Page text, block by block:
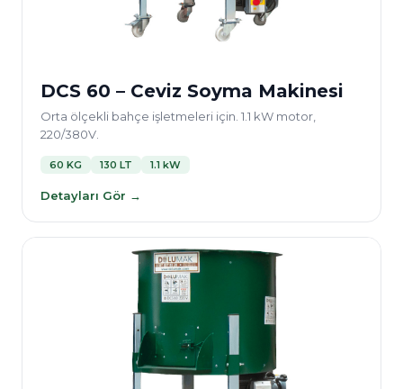
DCS 60 – Ceviz Soyma Makinesi
Orta ölçekli bahçe işletmeleri için. 1.1 kW motor,
220/380V.
60 KG 130 LT 1.1 kW
Detayları Gör →